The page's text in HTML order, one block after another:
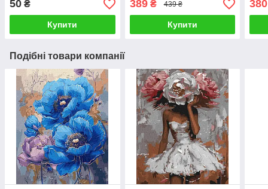
50 ₴
Купити
389₴ 439 ₴
Купити
380
Подібні товари компанії